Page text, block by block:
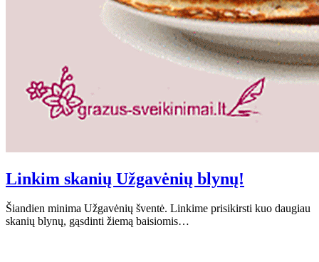
Linkim skanių Užgavėnių blynų!
Šiandien minima Užgavėnių šventė. Linkime prisikirsti kuo daugiau
skanių blynų, gąsdinti žiemą baisiomis…